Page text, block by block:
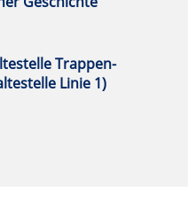
Trappen-
Linie 1)